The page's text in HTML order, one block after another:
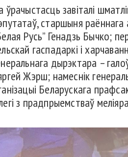
ўрачыстасць завіталі
старшыня
Русь” Генадзь Бычко;
гаспадаркі і
дырэктара –
Жэрш; намеснік
Беларускага
з прадпрыемстваў